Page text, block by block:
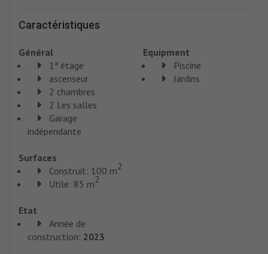
Caractéristiques
Général
1ª étage
ascenseur
2 chambres
2 Les salles
Garage
indépendante
Surfaces
Construit: 100 m2
Utile: 85 m2
Etat
Année de
construction: 2023
Equipment
Piscine
Jardins